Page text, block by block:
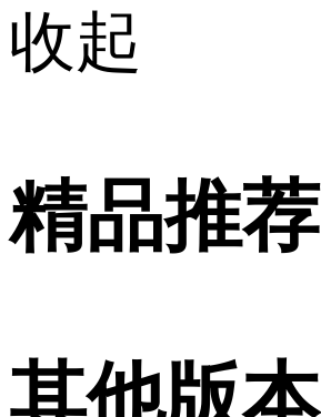
收起
精品推荐
其他版本